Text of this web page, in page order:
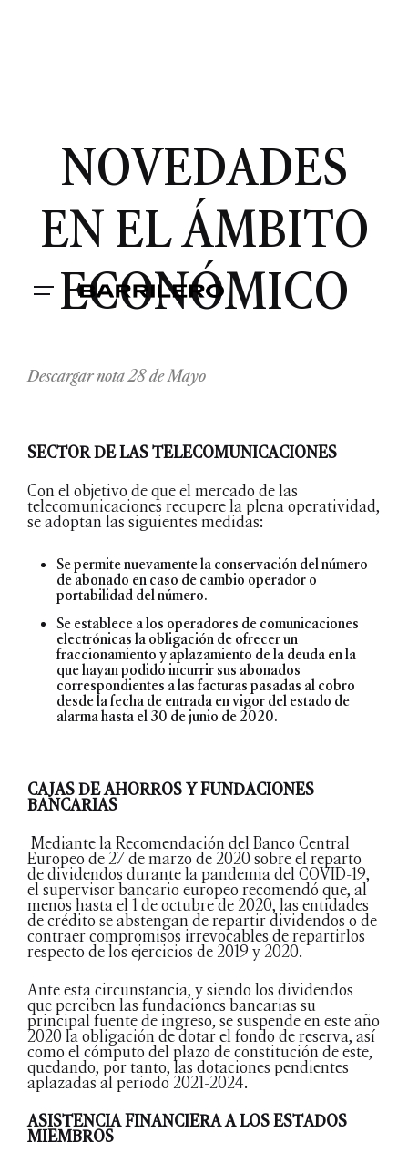
NOVEDADES
EN EL ÁMBITO
ECONÓMICO
Descargar nota 28 de Mayo
SECTOR DE LAS TELECOMUNICACIONES
Con el objetivo de que el mercado de las
telecomunicaciones recupere la plena operatividad,
se adoptan las siguientes medidas:
Se permite nuevamente la conservación del número
de abonado en caso de cambio operador o
portabilidad del número.
Se establece a los operadores de comunicaciones
electrónicas la obligación de ofrecer un
fraccionamiento y aplazamiento de la deuda en la
que hayan podido incurrir sus abonados
correspondientes a las facturas pasadas al cobro
desde la fecha de entrada en vigor del estado de
alarma hasta el 30 de junio de 2020.
CAJAS DE AHORROS Y FUNDACIONES
BANCARIAS
Mediante la Recomendación del Banco Central
Europeo de 27 de marzo de 2020 sobre el reparto
de dividendos durante la pandemia del COVID-19,
el supervisor bancario europeo recomendó que, al
menos hasta el 1 de octubre de 2020, las entidades
de crédito se abstengan de repartir dividendos o de
contraer compromisos irrevocables de repartirlos
respecto de los ejercicios de 2019 y 2020.
Ante esta circunstancia, y siendo los dividendos
que perciben las fundaciones bancarias su
principal fuente de ingreso, se suspende en este año
2020 la obligación de dotar el fondo de reserva, así
como el cómputo del plazo de constitución de este,
quedando, por tanto, las dotaciones pendientes
aplazadas al periodo 2021-2024.
ASISTENCIA FINANCIERA A LOS ESTADOS
MIEMBROS